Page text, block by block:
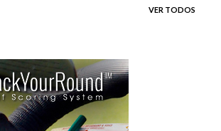
VER TODOS